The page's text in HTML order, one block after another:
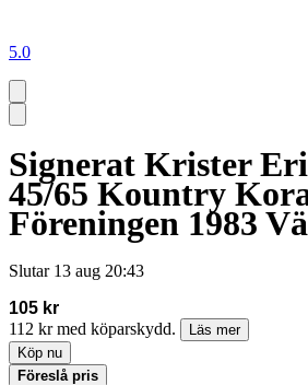
5.0
Signerat Krister
45/65 Kountry
Föreningen 1983
Slutar 13 aug 20:43
105 kr
112 kr med köparskydd.
Läs mer
Köp nu
Föreslå pris